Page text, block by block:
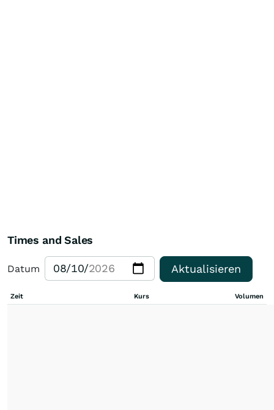
Times and Sales
Datum Aktualisieren
Zeit Kurs Volumen